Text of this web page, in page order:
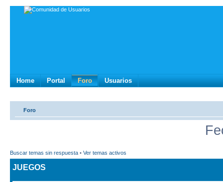
Home Portal Foro Usuarios
Foro
Buscar temas sin respuesta • Ver temas activos
JUEGOS